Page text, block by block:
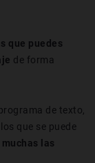
que puedes
de forma
de texto,
que se puede
muchas las